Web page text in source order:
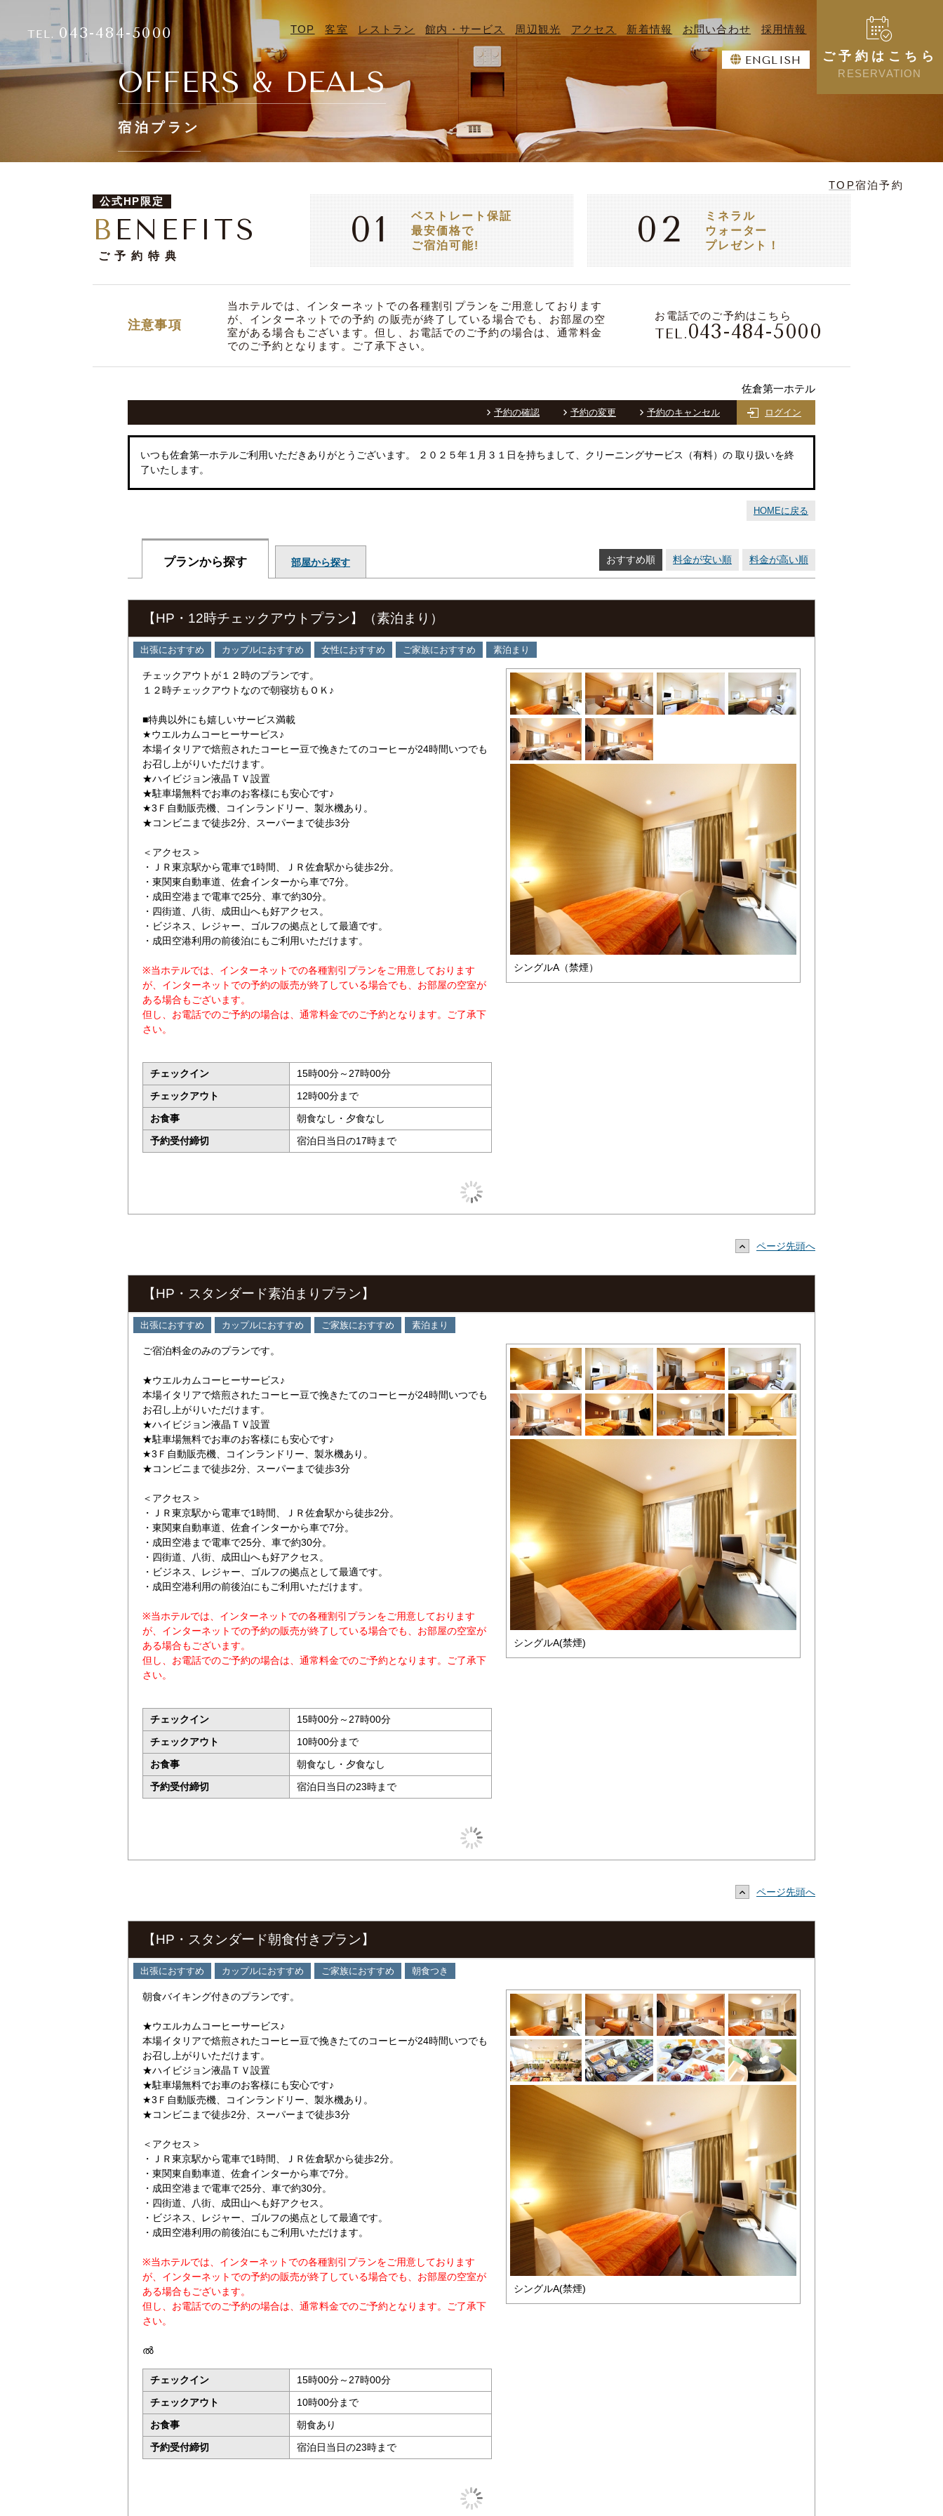
TEL. 043-484-5000 TOP 客室 レストラン 館内・サービス 周辺観光 アクセス 新着情報 お問い合わせ 採用情報
ENGLISH ご予約はこちら
RESERVATION
OFFERS & DEALS
宿泊プラン
TOP宿泊予約
公式HP限定
BENEFITS
ご予約特典
01
ベストレート保証
最安価格で
ご宿泊可能!
02
ミネラル
ウォーター
プレゼント！
注意事項
当ホテルでは、インターネットでの各種割引プランをご用意しております
が、インターネットでの予約 の販売が終了している場合でも、お部屋の空
室がある場合もございます。但し、お電話でのご予約の場合は、通常料金
でのご予約となります。ご了承下さい。
お電話でのご予約はこちら
TEL.043-484-5000
佐倉第一ホテル
予約の確認 予約の変更 予約のキャンセル ログイン
いつも佐倉第一ホテルご利用いただきありがとうございます。 ２０２５年１月３１日を持ちまして、クリーニングサービス（有料）の 取り扱いを終
了いたします。
HOMEに戻る
プランから探す 部屋から探す おすすめ順 料金が安い順 料金が高い順
【HP・12時チェックアウトプラン】（素泊まり）
出張におすすめ カップルにおすすめ 女性におすすめ ご家族におすすめ 素泊まり
チェックアウトが１２時のプランです。
１２時チェックアウトなので朝寝坊もＯＫ♪
■特典以外にも嬉しいサービス満載
★ウエルカムコーヒーサービス♪
本場イタリアで焙煎されたコーヒー豆で挽きたてのコーヒーが24時間いつでも
お召し上がりいただけます。
★ハイビジョン液晶ＴＶ設置
★駐車場無料でお車のお客様にも安心です♪
★3Ｆ自動販売機、コインランドリー、製氷機あり。
★コンビニまで徒歩2分、スーパーまで徒歩3分
＜アクセス＞
・ＪＲ東京駅から電車で1時間、ＪＲ佐倉駅から徒歩2分。
・東関東自動車道、佐倉インターから車で7分。
・成田空港まで電車で25分、車で約30分。
・四街道、八街、成田山へも好アクセス。
・ビジネス、レジャー、ゴルフの拠点として最適です。
・成田空港利用の前後泊にもご利用いただけます。
※当ホテルでは、インターネットでの各種割引プランをご用意しております
が、インターネットでの予約の販売が終了している場合でも、お部屋の空室が
ある場合もございます。
但し、お電話でのご予約の場合は、通常料金でのご予約となります。ご了承下
さい。
チェックイン
15時00分～27時00分
チェックアウト
12時00分まで
お食事
朝食なし・夕食なし
予約受付締切
宿泊日当日の17時まで
シングルA（禁煙）
ページ先頭へ
【HP・スタンダード素泊まりプラン】
出張におすすめ カップルにおすすめ ご家族におすすめ 素泊まり
ご宿泊料金のみのプランです。
★ウエルカムコーヒーサービス♪
本場イタリアで焙煎されたコーヒー豆で挽きたてのコーヒーが24時間いつでも
お召し上がりいただけます。
★ハイビジョン液晶ＴＶ設置
★駐車場無料でお車のお客様にも安心です♪
★3Ｆ自動販売機、コインランドリー、製氷機あり。
★コンビニまで徒歩2分、スーパーまで徒歩3分
＜アクセス＞
・ＪＲ東京駅から電車で1時間、ＪＲ佐倉駅から徒歩2分。
・東関東自動車道、佐倉インターから車で7分。
・成田空港まで電車で25分、車で約30分。
・四街道、八街、成田山へも好アクセス。
・ビジネス、レジャー、ゴルフの拠点として最適です。
・成田空港利用の前後泊にもご利用いただけます。
※当ホテルでは、インターネットでの各種割引プランをご用意しております
が、インターネットでの予約の販売が終了している場合でも、お部屋の空室が
ある場合もございます。
但し、お電話でのご予約の場合は、通常料金でのご予約となります。ご了承下
さい。
チェックイン
15時00分～27時00分
チェックアウト
10時00分まで
お食事
朝食なし・夕食なし
予約受付締切
宿泊日当日の23時まで
シングルA(禁煙)
ページ先頭へ
【HP・スタンダード朝食付きプラン】
出張におすすめ カップルにおすすめ ご家族におすすめ 朝食つき
朝食バイキング付きのプランです。
★ウエルカムコーヒーサービス♪
本場イタリアで焙煎されたコーヒー豆で挽きたてのコーヒーが24時間いつでも
お召し上がりいただけます。
★ハイビジョン液晶ＴＶ設置
★駐車場無料でお車のお客様にも安心です♪
★3Ｆ自動販売機、コインランドリー、製氷機あり。
★コンビニまで徒歩2分、スーパーまで徒歩3分
＜アクセス＞
・ＪＲ東京駅から電車で1時間、ＪＲ佐倉駅から徒歩2分。
・東関東自動車道、佐倉インターから車で7分。
・成田空港まで電車で25分、車で約30分。
・四街道、八街、成田山へも好アクセス。
・ビジネス、レジャー、ゴルフの拠点として最適です。
・成田空港利用の前後泊にもご利用いただけます。
※当ホテルでは、インターネットでの各種割引プランをご用意しております
が、インターネットでの予約の販売が終了している場合でも、お部屋の空室が
ある場合もございます。
但し、お電話でのご予約の場合は、通常料金でのご予約となります。ご了承下
さい。
ൽ
チェックイン
15時00分～27時00分
チェックアウト
10時00分まで
お食事
朝食あり
予約受付締切
宿泊日当日の23時まで
シングルA(禁煙)